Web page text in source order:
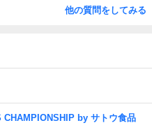
他の質問をしてみる
CHAMPIONSHIP by サトウ食品